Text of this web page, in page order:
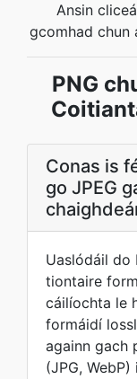
Ansin
gcomhad chun
PNG
Conas is
go JPEG
Uaslódáil do
tiontaire
cáilíochta le
formáidí
againn gach
(JPG,